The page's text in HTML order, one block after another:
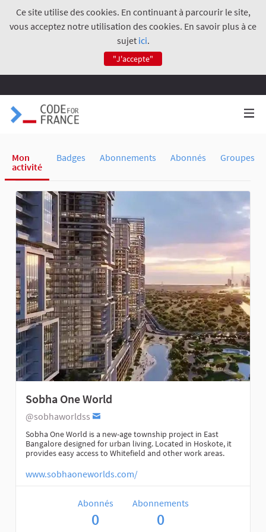
Ce site utilise des cookies. En continuant à parcourir le site,
vous acceptez notre utilisation des cookies. En savoir plus à ce
sujet ici.
"J'accepte"
Mon
activité
Badges Abonnements Abonnés Groupes
Sobha One World
@sobhaworldss
Sobha One World is a new-age township project in East
Bangalore designed for urban living. Located in Hoskote, it
provides easy access to Whitefield and other work areas.
www.sobhaoneworlds.com/
Abonnés
0
Abonnements
0